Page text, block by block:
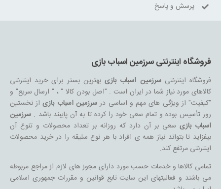
پرسش و پاسخ
فروشگاه اینترنتی سرزمین اسباب بازی
فروشگاه اینترنتیسرزمین اسباب بازیبهترین بستر برای خرید اینترنتی
کالاهای مورد نیاز شما در ایران است . "اصل بودن کالا " ، " ارسال سریع" و
"کیفیت" از ویژگی های مهم و اساسی در سرزمین اسباب بازیاز نخستین
روز تأسیس بوده و تمام سعی خود را کرده تا به آن پایبند باشد .سرزمین
اسباب بازیسعی بر آن دارد که روزانه بر تعداد محصولات و تنوع آن
بیفزاید تا بتواند نیاز همه ی افراد با هر نوع سلیقه را در خرید محصولات
اینترنتی مرتفع کند.
تمامی کالاها و خدمات حسب مورد دارای مجوز های لازم از مراجع مربوطه
می باشند و فعالیتهای این سایت تابع قوانین و مقررات جمهوری اسلامی